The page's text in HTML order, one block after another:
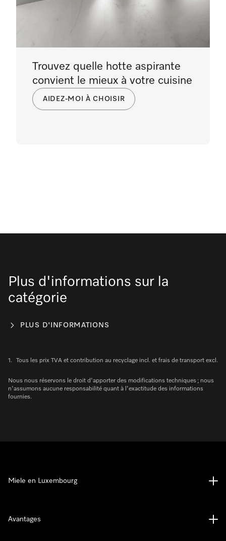
Trouvez quelle hotte aspirante
convient le mieux à votre cuisine
AIDEZ-MOI À CHOISIR
Plus d'informations sur la
catégorie
PLUS D'INFORMATIONS
1. Tous les prix TVA et contribution au recyclage incl. et frais de transport excl.
Nous nous réservons le droit d'apporter des modifications techniques ; nous
n'assumons aucune responsabilité quant à l'exactitude des informations
fournies.
Miele en Luxembourg
Avantages